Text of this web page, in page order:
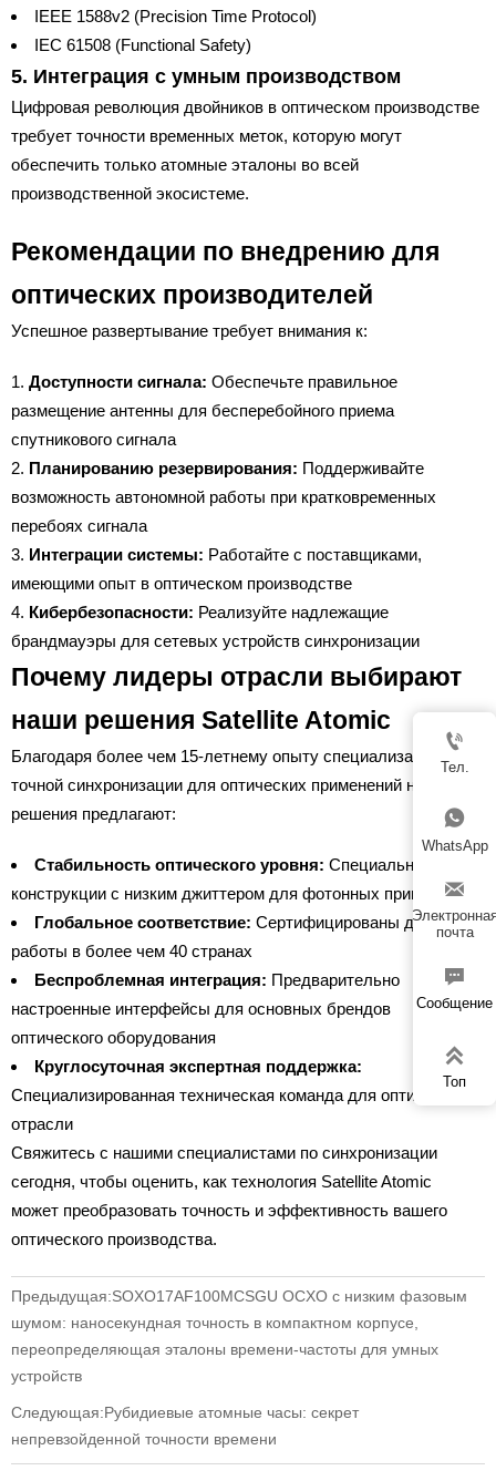
IEEE 1588v2 (Precision Time Protocol)
IEC 61508 (Functional Safety)
5. Интеграция с умным производством
Цифровая революция двойников в оптическом производстве
требует точности временных меток, которую могут
обеспечить только атомные эталоны во всей
производственной экосистеме.
Рекомендации по внедрению для
оптических производителей
Успешное развертывание требует внимания к:
Доступности сигнала: Обеспечьте правильное
размещение антенны для бесперебойного приема
спутникового сигнала
Планированию резервирования: Поддерживайте
возможность автономной работы при кратковременных
перебоях сигнала
Интеграции системы: Работайте с поставщиками,
имеющими опыт в оптическом производстве
Кибербезопасности: Реализуйте надлежащие
брандмауэры для сетевых устройств синхронизации
Почему лидеры отрасли выбирают
наши решения Satellite Atomic
Благодаря более чем 15-летнему опыту специализации в
точной синхронизации для оптических применений наши
решения предлагают:
Стабильность оптического уровня: Специальные
конструкции с низким джиттером для фотонных применений
Глобальное соответствие: Сертифицированы для
работы в более чем 40 странах
Беспроблемная интеграция: Предварительно
настроенные интерфейсы для основных брендов
оптического оборудования
Круглосуточная экспертная поддержка:
Специализированная техническая команда для оптической
отрасли
Свяжитесь с нашими специалистами по синхронизации
сегодня, чтобы оценить, как технология Satellite Atomic
может преобразовать точность и эффективность вашего
оптического производства.
Предыдущая:SOXO17AF100MCSGU OCXO с низким фазовым
шумом: наносекундная точность в компактном корпусе,
переопределяющая эталоны времени-частоты для умных
устройств
Следующая:Рубидиевые атомные часы: секрет
непревзойденной точности времени

Тел.

WhatsApp

почта

Сообщение

Топ